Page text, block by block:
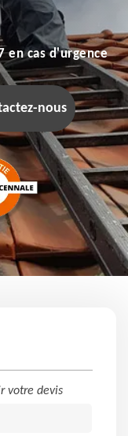
en cas d'urgence
nous
votre devis